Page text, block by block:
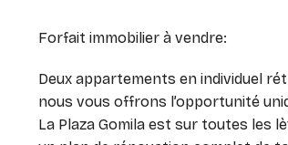
Forfait immobilier à vendre:
Deux appartements en individuel
nous vous offrons l’opportunité
La Plaza Gomila est sur toutes les